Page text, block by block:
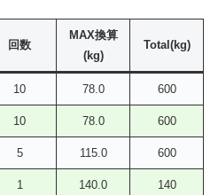
回数
MAX換算
(kg)
Total(kg)
10 78.0 600
10 78.0 600
5 115.0 600
1 140.0 140